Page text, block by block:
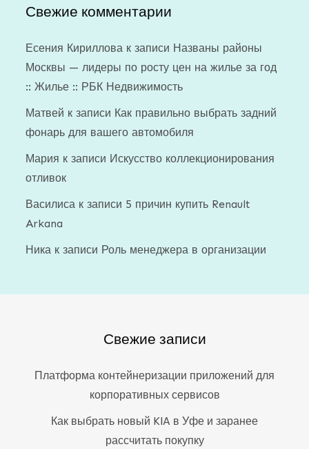
Свежие комментарии
Есения Кириллова к записи Названы районы
Москвы — лидеры по росту цен на жилье за год
:: Жилье :: РБК Недвижимость
Матвей к записи Как правильно выбрать задний
фонарь для вашего автомобиля
Мария к записи Искусство коллекционирования
отливок
Василиса к записи 5 причин купить Renault
Arkana
Ника к записи Роль менеджера в организации
Свежие записи
Платформа контейнеризации приложений для
корпоративных сервисов
Как выбрать новый KIA в Уфе и заранее
рассчитать покупку